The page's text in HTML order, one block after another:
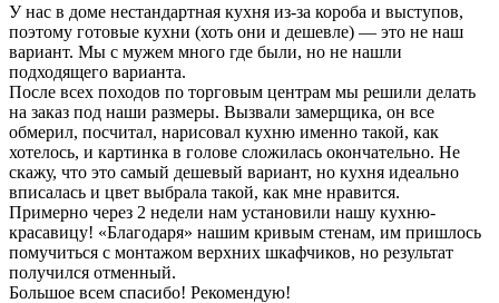
У нас в доме нестандартная кухня из-за короба и выступов,
поэтому готовые кухни (хоть они и дешевле) — это не наш
вариант. Мы с мужем много где были, но не нашли
подходящего варианта.
После всех походов по торговым центрам мы решили делать
на заказ под наши размеры. Вызвали замерщика, он все
обмерил, посчитал, нарисовал кухню именно такой, как
хотелось, и картинка в голове сложилась окончательно. Не
скажу, что это самый дешевый вариант, но кухня идеально
вписалась и цвет выбрала такой, как мне нравится.
Примерно через 2 недели нам установили нашу кухню-
красавицу! «Благодаря» нашим кривым стенам, им пришлось
помучиться с монтажом верхних шкафчиков, но результат
получился отменный.
Большое всем спасибо! Рекомендую!